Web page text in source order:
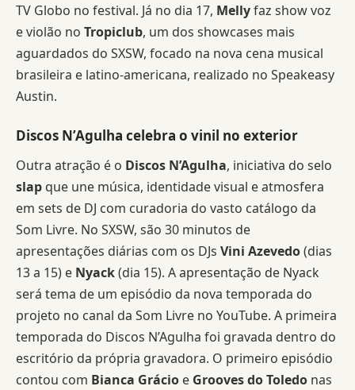
TV Globo no festival. Já no dia 17, Mellyfaz show voz
e violão no Tropiclub, um dos showcases mais
aguardados do SXSW, focado na nova cena musical
brasileira e latino-americana, realizado no Speakeasy
Austin.
Discos N’Agulha celebra o vinil no exterior
Outra atração é o Discos N’Agulha, iniciativa do selo
slap que une música, identidade visual e atmosfera
em sets de DJ com curadoria do vasto catálogo da
Som Livre. No SXSW, são 30 minutos de
apresentações diárias com os DJs Vini Azevedo(dias
13 a 15) e Nyack(dia 15). A apresentação de Nyack
será tema de um episódio da nova temporada do
projeto no canal da Som Livre no YouTube. A primeira
temporada do Discos N’Agulha foi gravada dentro do
escritório da própria gravadora. O primeiro episódio
contou com Bianca Grácio e Grooves do Toledo nas